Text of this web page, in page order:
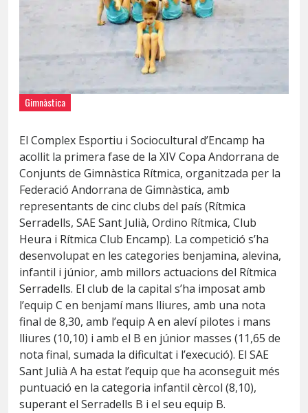
Gimnàstica
El Complex Esportiu i Sociocultural d’Encamp ha
acollit la primera fase de la XIV Copa Andorrana de
Conjunts de Gimnàstica Rítmica, organitzada per la
Federació Andorrana de Gimnàstica, amb
representants de cinc clubs del país (Rítmica
Serradells, SAE Sant Julià, Ordino Rítmica, Club
Heura i Rítmica Club Encamp). La competició s’ha
desenvolupat en les categories benjamina, alevina,
infantil i júnior, amb millors actuacions del Rítmica
Serradells. El club de la capital s’ha imposat amb
l’equip C en benjamí mans lliures, amb una nota
final de 8,30, amb l’equip A en aleví pilotes i mans
lliures (10,10) i amb el B en júnior masses (11,65 de
nota final, sumada la dificultat i l’execució). El SAE
Sant Julià A ha estat l’equip que ha aconseguit més
puntuació en la categoria infantil cèrcol (8,10),
superant el Serradells B i el seu equip B.